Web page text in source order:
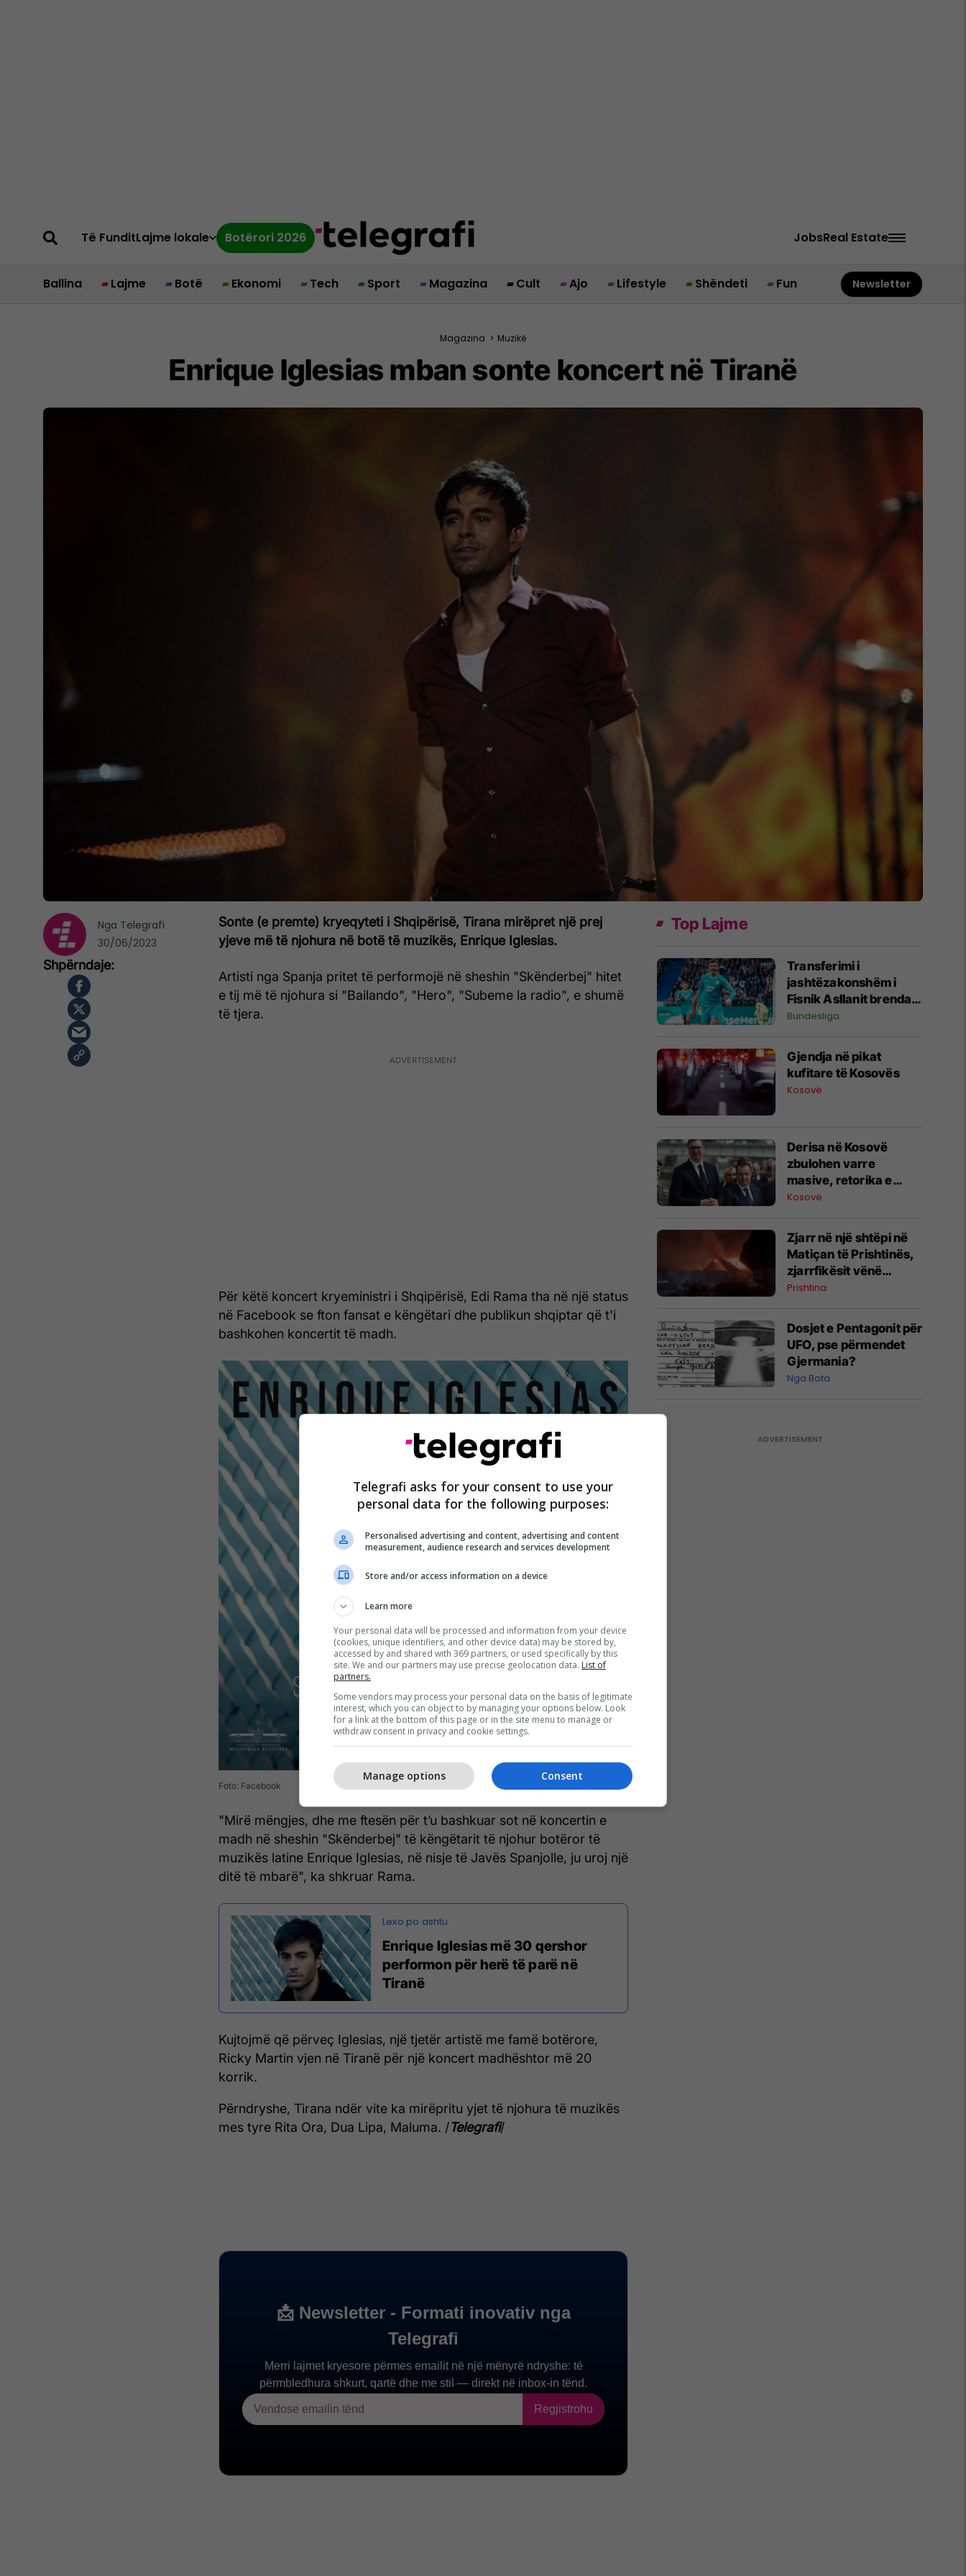
Të FunditLajme lokale Botërori 2026 JobsReal Estate
Ballina Lajme Botë Ekonomi Tech Sport Magazina Cult Ajo Lifestyle Shëndeti Fun Newsletter
Magazina > Muzikë
Enrique Iglesias mban sonte koncert në Tiranë
Sonte (e premte) kryeqyteti i Shqipërisë, Tirana mirëpret një prej
yjeve më të njohura në botë të muzikës, Enrique Iglesias.
Artisti nga Spanja pritet të performojë në sheshin "Skënderbej" hitet
e tij më të njohura si "Bailando", "Hero", "Subeme la radio", e shumë
të tjera.
Për këtë koncert kryeministri i Shqipërisë, Edi Rama tha në një status
në Facebook se fton fansat e këngëtari dhe publikun shqiptar që t'i
bashkohen koncertit të madh.
Foto: Facebook
"Mirë mëngjes, dhe me ftesën për t’u bashkuar sot në koncertin e
madh në sheshin "Skënderbej" të këngëtarit të njohur botëror të
muzikës latine Enrique Iglesias, në nisje të Javës Spanjolle, ju uroj një
ditë të mbarë", ka shkruar Rama.
Enrique Iglesias më 30 qershor
performon për herë të parë në
Tiranë
Kujtojmë që përveç Iglesias, një tjetër artistë me famë botërore,
Ricky Martin vjen në Tiranë për një koncert madhështor më 20
korrik.
Përndryshe, Tirana ndër vite ka mirëpritu yjet të njohura të muzikës
mes tyre Rita Ora, Dua Lipa, Maluma. /Telegrafi/
Nga Telegrafi
30/06/2023
Top Lajme
Transferimi i
jashtëzakonshëm i
Fisnik Asllanit brenda
Bundesligës po bëhet
detajet e fundit
Bundesliga
Gjendja në pikat
kufitare të Kosovës
Kosovë
Derisa në Kosovë
zbulohen varre
masive, retorika e
zyrtarëve serbë
viteve ’90
Kosovë
Zjarr në një shtëpi në
Matiçan të Prishtinës,
zjarrfikësit vënë
situatën nën kontroll
Prishtina
Dosjet e Pentagonit për
UFO, pse përmendet
Gjermania?
Nga Bota
Telegrafi asks for your consent to use your
personal data for the following purposes:
Personalised advertising and content, advertising and content
measurement, audience research and services development
Store and/or access information on a device
Learn more
Your personal data will be processed and information from your device
(cookies, unique identifiers, and other device data) may be stored by,
accessed by and shared with 369 partners, or used specifically by this
site. We and our partners may use precise geolocation data. List of
partners.
Some vendors may process your personal data on the basis of legitimate
interest, which you can object to by managing your options below. Look
for a link at the bottom of this page or in the site menu to manage or
withdraw consent in privacy and cookie settings.
Consent
Manage options